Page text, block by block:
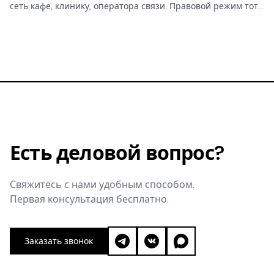
сеть кафе, клинику, оператора связи. Правовой режим тот
Есть деловой вопрос?
Свяжитесь с нами удобным способом.
Первая консультация бесплатно.
Заказать звонок